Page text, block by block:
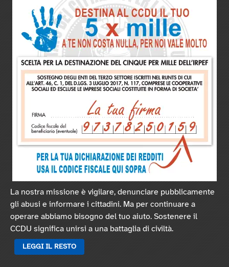
La nostra missione è vigilare, denunciare pubblicamente
gli abusi e informare i cittadini. Ma per continuare a
operare abbiamo bisogno del tuo aiuto. Sostenere il
CCDU significa unirsi a una battaglia di civiltà.
LEGGI IL RESTO